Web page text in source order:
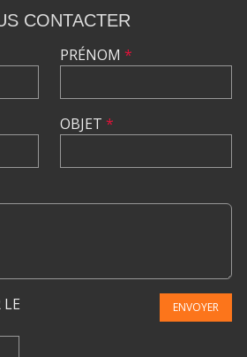
CONTACTER
PRÉNOM *
OBJET *
LE
ENVOYER